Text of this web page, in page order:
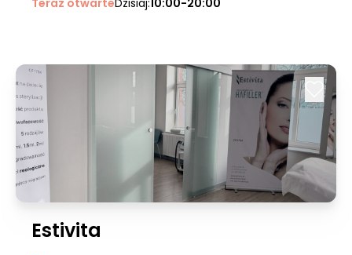
Teraz otwarteDzisiaj:10:00-20:00
Estivita